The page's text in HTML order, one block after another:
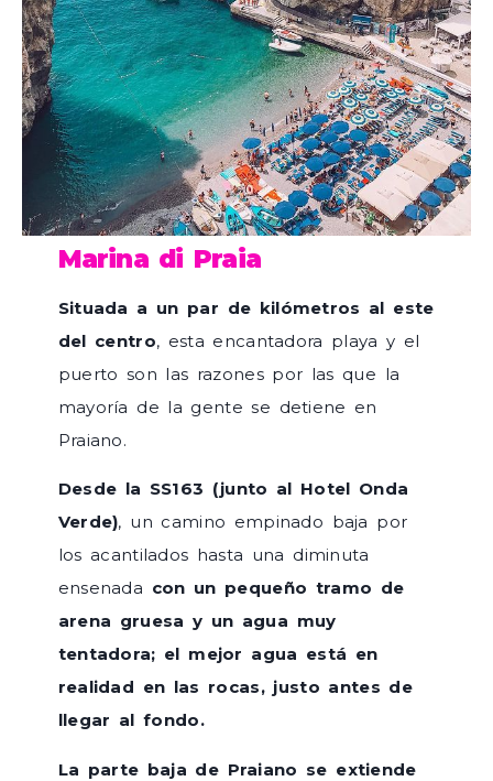
Marina di Praia
Situada a un par de kilómetros al este
del centro, esta encantadora playa y el
puerto son las razones por las que la
mayoría de la gente se detiene en
Praiano.
Desde la SS163 (junto al Hotel Onda
Verde), un camino empinado baja por
los acantilados hasta una diminuta
ensenada con un pequeño tramo de
arena gruesa y un agua muy
tentadora; el mejor agua está en
realidad en las rocas, justo antes de
llegar al fondo.
La parte baja de Praiano se extiende